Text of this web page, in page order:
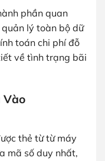
phần quan
lý toàn bộ dữ
toán chi phí đỗ
về tình trạng bãi
Vào
thẻ từ từ máy
mã số duy nhất,